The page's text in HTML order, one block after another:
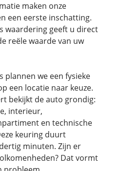
maken onze
een eerste inschatting.
waardering geeft u direct
reële waarde van uw
plannen we een fysieke
een locatie naar keuze.
bekijkt de auto grondig:
interieur,
en technische
keuring duurt
minuten. Zijn er
Dat vormt